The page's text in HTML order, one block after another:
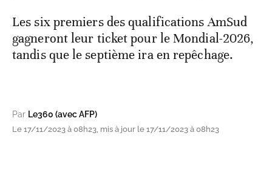
Les six premiers des qualifications AmSud
gagneront leur ticket pour le Mondial-2026,
tandis que le septième ira en repêchage.
Par Le360 (avec AFP)
Le 17/11/2023 à 08h23, mis à jour le 17/11/2023 à 08h23